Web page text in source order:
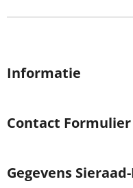
Informatie
Contact Formulier
Gegevens